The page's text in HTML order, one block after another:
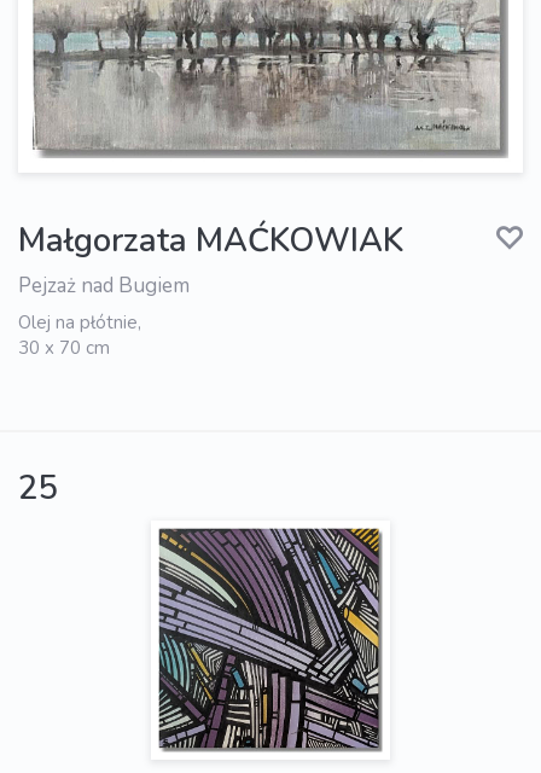
Małgorzata MAĆKOWIAK
Pejzaż nad Bugiem
Olej na płótnie,
30 x 70 cm
25